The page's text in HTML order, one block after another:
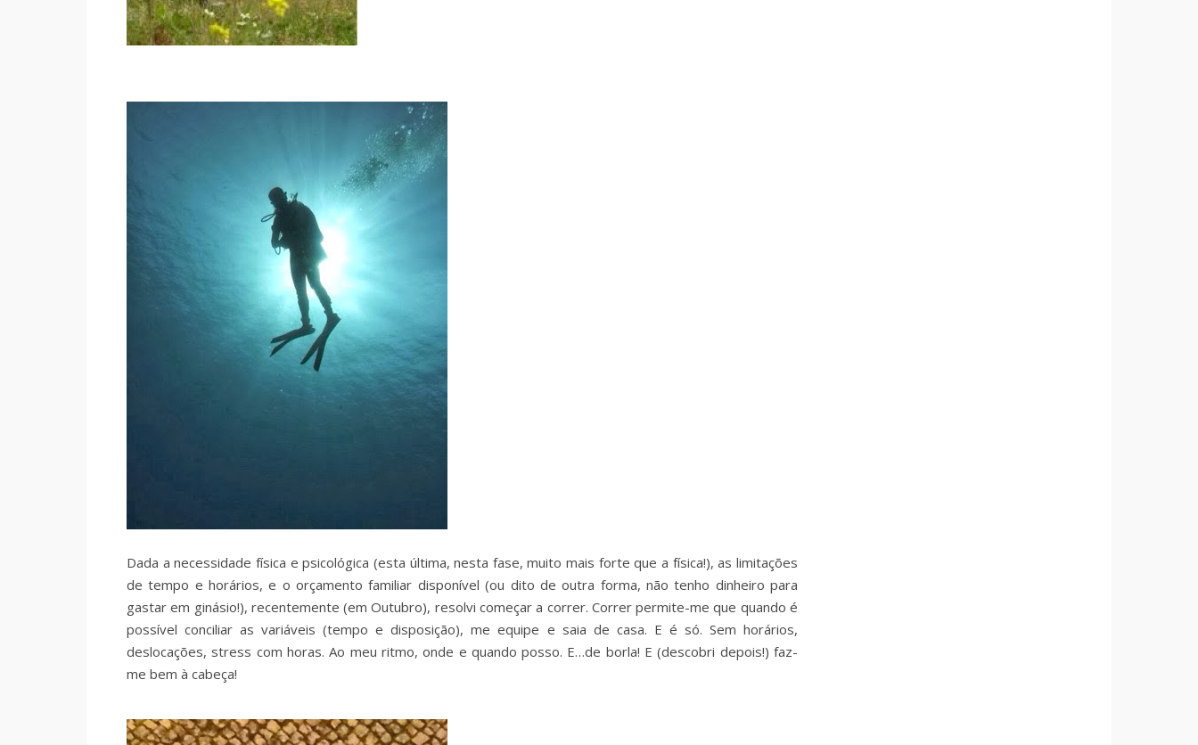
Dada a necessidade física e psicológica (esta última, nesta fase, muito mais forte que a física!), as limitações
de tempo e horários, e o orçamento familiar disponível (ou dito de outra forma, não tenho dinheiro para
gastar em ginásio!), recentemente (em Outubro), resolvi começar a correr. Correr permite-me que quando é
possível conciliar as variáveis (tempo e disposição), me equipe e saia de casa. E é só. Sem horários,
deslocações, stress com horas. Ao meu ritmo, onde e quando posso. E…de borla! E (descobri depois!) faz-
me bem à cabeça!